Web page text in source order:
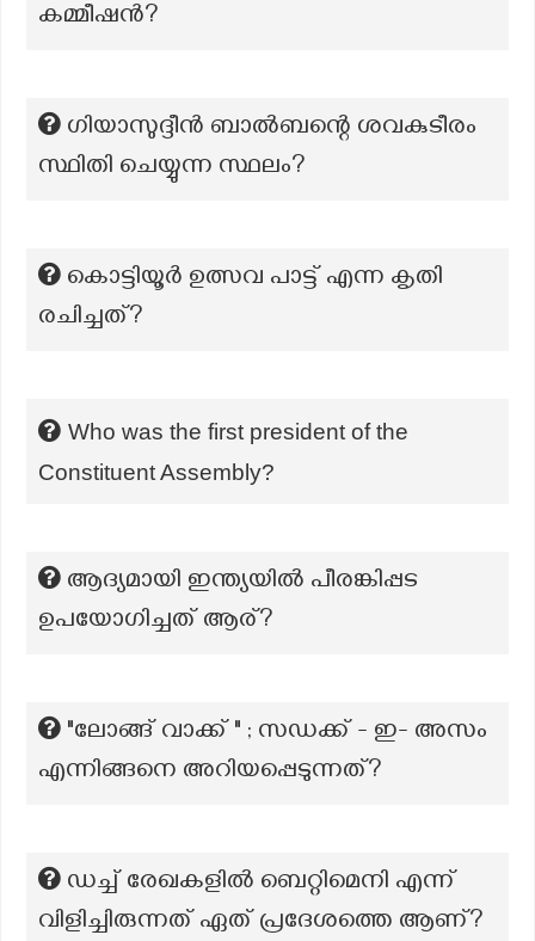
കമ്മീഷൻ?
ഗിയാസുദ്ദീൻ ബാൽബന്റെ ശവകുടീരം
സ്ഥിതി ചെയ്യുന്ന സ്ഥലം?
കൊട്ടിയൂർ ഉത്സവ പാട്ട് എന്ന കൃതി
രചിച്ചത്?
Who was the first president of the
Constituent Assembly?
ആദ്യമായി ഇന്ത്യയില്‍ പീരങ്കിപ്പട
ഉപയോഗിച്ചത് ആര്?
"ലോങ്ങ് വാക്ക് " ; സഡക്ക് - ഇ- അസം
എന്നിങ്ങനെ അറിയപ്പെടുന്നത്?
ഡച്ച് രേഖകളിൽ ബെറ്റിമെനി എന്ന്
വിളിച്ചിരുന്നത് ഏത് പ്രദേശത്തെ ആണ്?